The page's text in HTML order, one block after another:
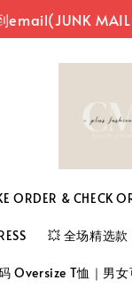
MAIL 查看订
& CHECK
💥 全场精选款
Oversize T恤｜男